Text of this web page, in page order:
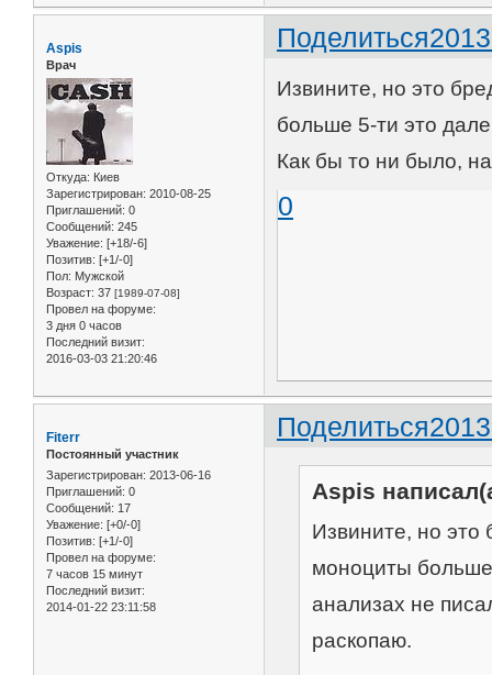
Поделиться
Aspis
Врач
Откуда: Киев
Зарегистрирован: 2010-08-25
Приглашений: 0
Сообщений: 245
Уважение: [+18/-6]
Позитив: [+1/-0]
Пол: Мужской
Возраст: 37 [1989-07-08]
Провел на форуме:
3 дня 0 часов
Последний визит:
2016-03-03 21:20:46
Извините, но это
больше 5-ти это
Как бы то ни было,
0
Поделиться
Fiterr
Постоянный участник
Зарегистрирован: 2013-06-16
Приглашений: 0
Сообщений: 17
Уважение: [+0/-0]
Позитив: [+1/-0]
Провел на форуме:
7 часов 15 минут
Последний визит:
2014-01-22 23:11:58
Aspis
Извините, но это
моноциты
анализах не
раскопаю.